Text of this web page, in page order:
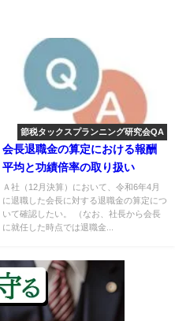
節税タックスプランニング研究会QA
会長退職金の算定における報酬
平均と功績倍率の取り扱い
Ａ社（12月決算）において、令和6年4月
に退職した会長に対する退職金の算定につ
いて確認したい。 （なお、社長から会長
に就任した時点では退職金...